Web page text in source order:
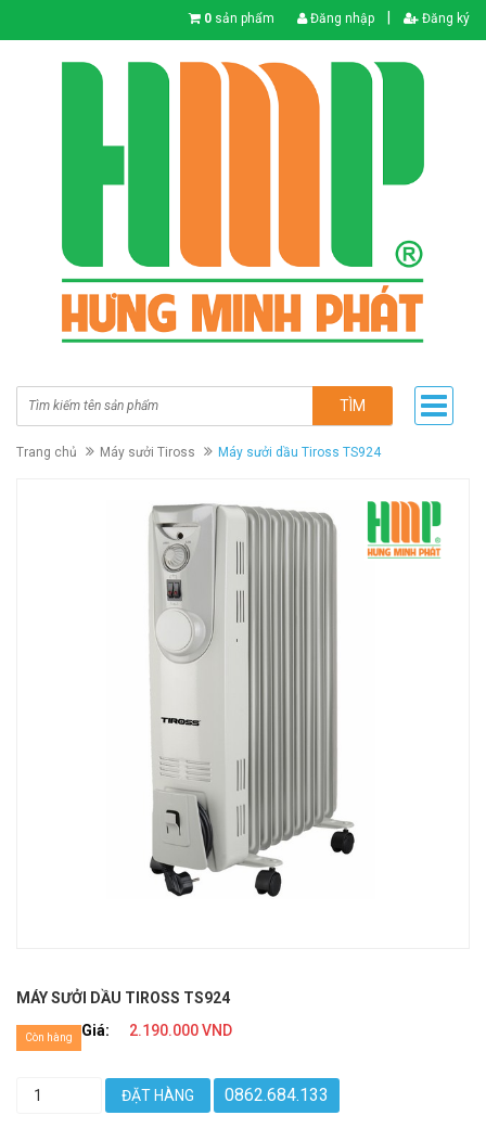
0 sản phẩm Đăng nhập Đăng ký
TÌM
Trang chủ Máy sưởi Tiross Máy sưởi dầu Tiross TS924
MÁY SƯỞI DẦU TIROSS TS924
Giá:
2.190.000 VND
Còn hàng
ĐẶT HÀNG 0862.684.133